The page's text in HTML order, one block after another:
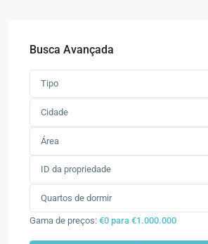
Busca Avançada
Tipo
Cidade
Área
Quartos de dormir
Gama de preços: €0 para €1.000.000